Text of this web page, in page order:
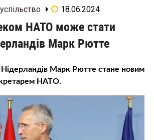
18.06.2024
НАТО може стати
Марк Рютте
Нідерландів Марк Рютте стане новим
НАТО.